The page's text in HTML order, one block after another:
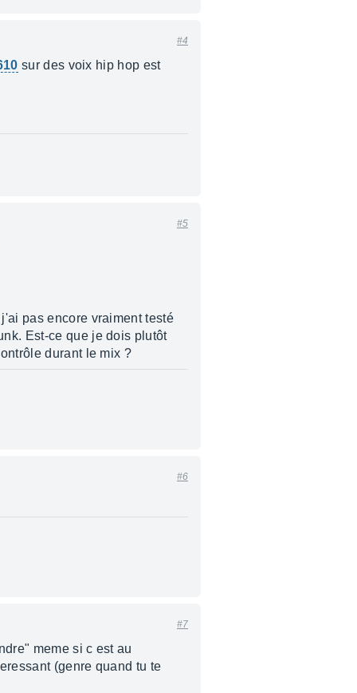
#4
sur des voix hip hop est
#5
pas encore vraiment testé
Est-ce que je dois plutôt
durant le mix ?
#6
#7
meme si c est au
(genre quand tu te